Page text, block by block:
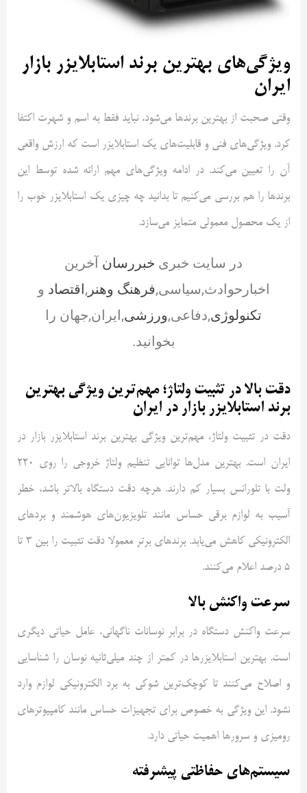
ویژگی‌های بهترین برند استابلایزر بازار
ایران
وقتی صحبت از بهترین برندها می‌شود، نباید فقط به اسم و شهرت اکتفا
کرد. ویژگی‌های فنی و قابلیت‌های یک استابلایزر است که ارزش واقعی
آن را تعیین می‌کند. در ادامه ویژگی‌های مهم ارائه شده توسط این
برندها را هم بررسی می‌کنیم تا بدانید چه چیزی یک استابلایزر خوب را
از یک محصول معمولی متمایز می‌سازد.
در سایت خبری خبررسان آخرین
اخبارحوادث,سیاسی,فرهنگ وهنر ,اقتصاد و
تکنولوژی,دفاعی,ورزشی,ایران,جهان را
بخوانید.
دقت بالا در تثبیت ولتاژ؛ مهم‌ترین ویژگی بهترین
برند استابلایزر بازار در ایران
دقت در تثبیت ولتاژ، مهم‌ترین ویژگی بهترین برند استابلایزر بازار در
ایران است. بهترین مدل‌ها توانایی تنظیم ولتاژ خروجی را روی 220
ولت با تلورانس بسیار کم دارند. هرچه دقت دستگاه بالاتر باشد، خطر
آسیب به لوازم برقی حساس مانند تلویزیون‌های هوشمند و بردهای
الکترونیکی کاهش می‌یابد. برندهای برتر معمولا دقت تثبیت را بین 3 تا
5 درصد اعلام می‌کنند.
سرعت واکنش بالا
سرعت واکنش دستگاه در برابر نوسانات ناگهانی، عامل حیاتی دیگری
است. بهترین استابلایزرها در کمتر از چند میلی‌ثانیه نوسان را شناسایی
و اصلاح می‌کنند تا کوچک‌ترین شوکی به برد الکترونیکی لوازم وارد
نشود. این ویژگی به خصوص برای تجهیزات حساس مانند کامپیوترهای
رومیزی و سرورها اهمیت حیاتی دارد.
سیستم‌های حفاظتی پیشرفته